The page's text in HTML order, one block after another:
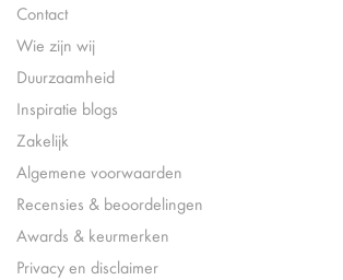
Contact
Wie zijn wij
Duurzaamheid
Inspiratie blogs
Zakelijk
Algemene voorwaarden
Recensies & beoordelingen
Awards & keurmerken
Privacy en disclaimer